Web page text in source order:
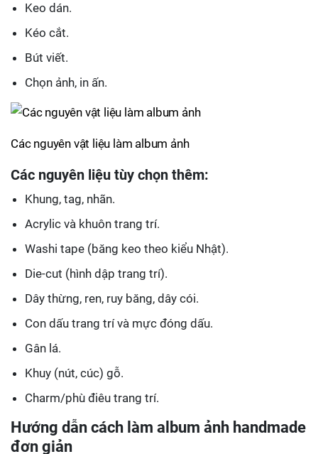
Keo dán.
Kéo cắt.
Bút viết.
Chọn ảnh, in ấn.
Các nguyên vật liệu làm album ảnh
Các nguyên liệu tùy chọn thêm:
Khung, tag, nhãn.
Acrylic và khuôn trang trí.
Washi tape (băng keo theo kiểu Nhật).
Die-cut (hình dập trang trí).
Dây thừng, ren, ruy băng, dây cói.
Con dấu trang trí và mực đóng dấu.
Gân lá.
Khuy (nút, cúc) gỗ.
Charm/phù điêu trang trí.
Hướng dẫn cách làm album ảnh handmade
đơn giản